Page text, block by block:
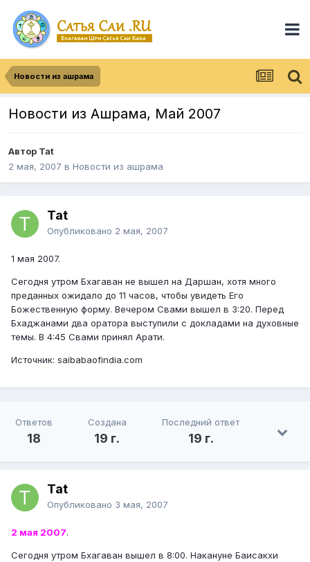
Новости из ашрама
Новости из Ашрама, Май 2007
Автор Tat
2 мая, 2007 в Новости из ашрама
Tat
Опубликовано 2 мая, 2007
1 мая 2007.
Сегодня утром Бхагаван не вышел на Даршан, хотя много
преданных ожидало до 11 часов, чтобы увидеть Его
Божественную форму. Вечером Свами вышел в 3:20. Перед
Бхаджанами два оратора выступили с докладами на духовные
темы. В 4:45 Свами принял Арати.
Источник: saibabaofindia.com
Ответов
18
Создана
19 г.
Последний ответ
19 г.
Tat
Опубликовано 3 мая, 2007
2 мая 2007.
Сегодня утром Бхагаван вышел в 8:00. Накануне Баисакхи